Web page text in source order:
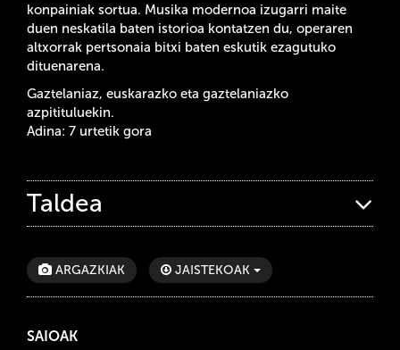
konpainiak sortua. Musika modernoa izugarri maite
duen neskatila baten istorioa kontatzen du, operaren
altxorrak pertsonaia bitxi baten eskutik ezagutuko
dituenarena.
Gaztelaniaz, euskarazko eta gaztelaniazko
azpitituluekin.
Adina: 7 urtetik gora
Taldea
ARGAZKIAK JAISTEKOAK
SAIOAK